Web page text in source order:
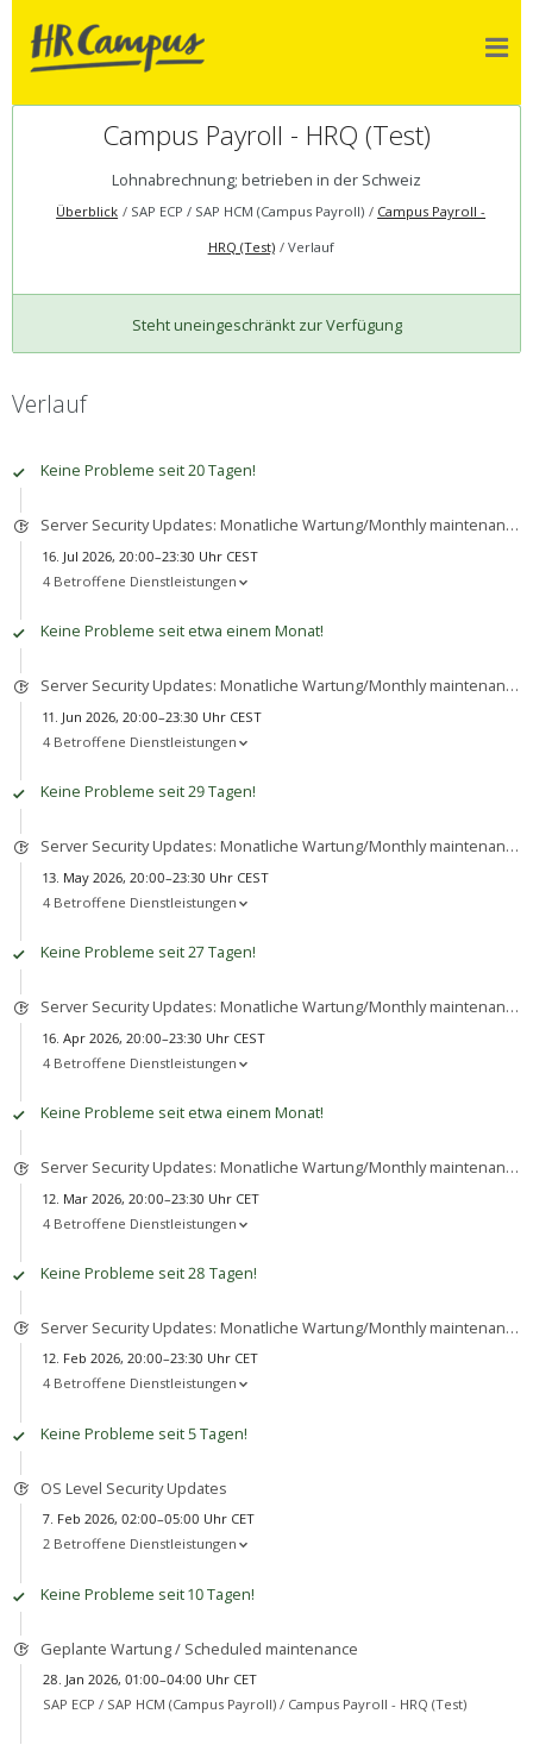
Campus Payroll - HRQ (Test)
Lohnabrechnung; betrieben in der Schweiz
Überblick SAP ECP / SAP HCM (Campus Payroll)
Campus Payroll -
HRQ (Test)
Verlauf
Steht uneingeschränkt zur Verfügung
Verlauf
Keine Probleme seit 20 Tagen!
Server Security Updates: Monatliche Wartung/Monthly maintenance
16. Jul 2026, 20:00–23:30 Uhr CEST
4 Betroffene Dienstleistungen
Keine Probleme seit etwa einem Monat!
Server Security Updates: Monatliche Wartung/Monthly maintenance
11. Jun 2026, 20:00–23:30 Uhr CEST
4 Betroffene Dienstleistungen
Keine Probleme seit 29 Tagen!
Server Security Updates: Monatliche Wartung/Monthly maintenance
13. May 2026, 20:00–23:30 Uhr CEST
4 Betroffene Dienstleistungen
Keine Probleme seit 27 Tagen!
Server Security Updates: Monatliche Wartung/Monthly maintenance
16. Apr 2026, 20:00–23:30 Uhr CEST
4 Betroffene Dienstleistungen
Keine Probleme seit etwa einem Monat!
Server Security Updates: Monatliche Wartung/Monthly maintenance
12. Mar 2026, 20:00–23:30 Uhr CET
4 Betroffene Dienstleistungen
Keine Probleme seit 28 Tagen!
Server Security Updates: Monatliche Wartung/Monthly maintenance
12. Feb 2026, 20:00–23:30 Uhr CET
4 Betroffene Dienstleistungen
Keine Probleme seit 5 Tagen!
OS Level Security Updates
7. Feb 2026, 02:00–05:00 Uhr CET
2 Betroffene Dienstleistungen
Keine Probleme seit 10 Tagen!
Geplante Wartung / Scheduled maintenance
28. Jan 2026, 01:00–04:00 Uhr CET
SAP ECP / SAP HCM (Campus Payroll) / Campus Payroll - HRQ (Test)